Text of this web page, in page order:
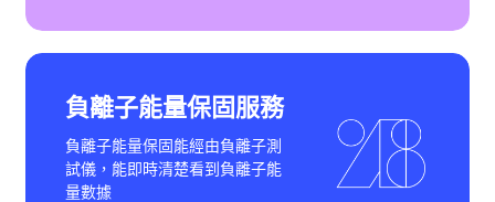
負離子能量保固服務
負離子能量保固能經由負離子測
試儀，能即時清楚看到負離子能
量數據